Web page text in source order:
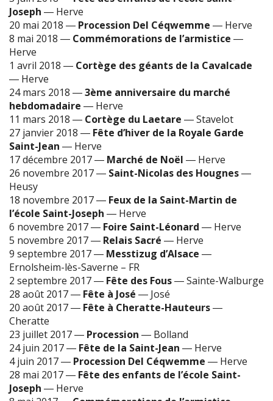
Joseph ― Herve
20 mai 2018 ― Procession Del Céqwemme ― Herve
8 mai 2018 ― Commémorations de l’armistice ―
Herve
1 avril 2018 ― Cortège des géants de la Cavalcade
― Herve
24 mars 2018 ―3ème anniversaire du marché
hebdomadaire ― Herve
11 mars 2018 ― Cortège du Laetare ―Stavelot
27 janvier 2018 ― Fête d’hiver de la Royale Garde
Saint-Jean ― Herve
17 décembre 2017― Marché de Noël ― Herve
26 novembre 2017― Saint-Nicolas des Hougnes―
Heusy
18 novembre 2017― Feux de la Saint-Martin de
l’école Saint-Joseph ― Herve
6 novembre 2017― Foire Saint-Léonard ― Herve
5 novembre 2017― Relais Sacré ― Herve
9 septembre 2017― Messtizug d’Alsace ―
Ernolsheim-lès-Saverne – FR
2 septembre 2017― Fête des Fous―Sainte-Walburge
28 août 2017― Fête à José ― José
20 août 2017― Fête à Cheratte-Hauteurs―
Cheratte
23 juillet 2017― Procession ― Bolland
24 juin 2017― Fête de la Saint-Jean ― Herve
4 juin 2017― Procession Del Céqwemme ― Herve
28 mai 2017― Fête des enfants de l’école Saint-
Joseph ― Herve